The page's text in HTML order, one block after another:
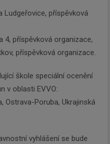
příspěvková
4, příspěvková organizace,
příspěvková organizace.
škole speciální ocenění
v oblasti EVVO:
Ostrava-Poruba, Ukrajinská
vyhlášení se bude